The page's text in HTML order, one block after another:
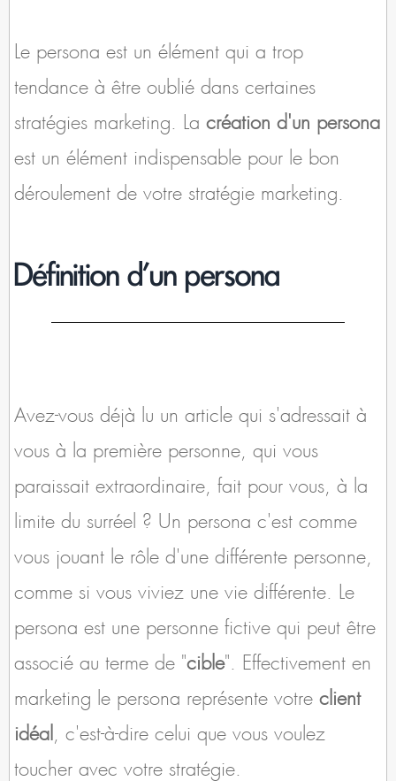
Le persona est un élément qui a trop
tendance à être oublié dans certaines
stratégies marketing. La création d'un persona
est un élément indispensable pour le bon
déroulement de votre stratégie marketing.
Définition d'un persona
Avez-vous déjà lu un article qui s'adressait à
vous à la première personne, qui vous
paraissait extraordinaire, fait pour vous, à la
limite du surréel ? Un persona c'est comme
vous jouant le rôle d'une différente personne,
comme si vous viviez une vie différente. Le
persona est une personne fictive qui peut être
associé au terme de " cible". Effectivement en
marketing le persona représente votre client
idéal , c'est-à-dire celui que vous voulez
toucher avec votre stratégie.